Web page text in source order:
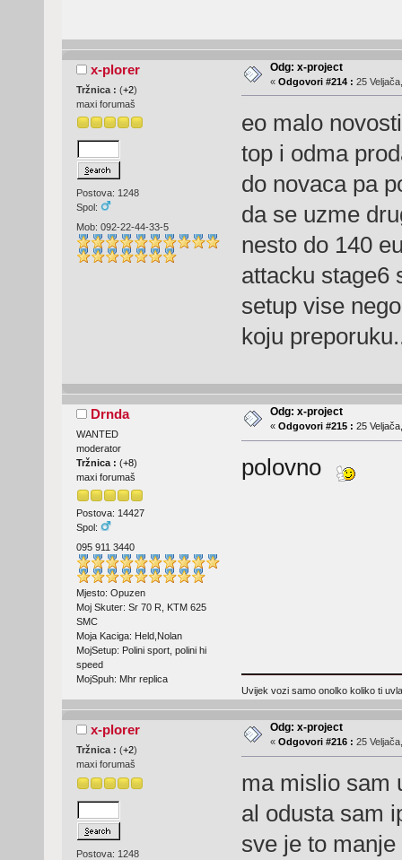
x-plorer
Tržnica : (+2)
maxi forumaš
Postova: 1248
Spol:
Mob: 092-22-44-33-5
Odg: x-project
« Odgovori #214 : 25
eo malo
top i odma
do novaca pa
da se uzme
nesto do 140
attacku stage6
setup vise
koju
Drnda
WANTED
moderator
Tržnica : (+8)
maxi forumaš
Postova: 14427
Spol:
095 911 3440
Mjesto: Opuzen
Moj Skuter: Sr 70 R, KTM 625
SMC
Moja Kaciga: Held,Nolan
MojSetup: Polini sport, polini hi
speed
MojSpuh: Mhr replica
Odg: x-project
« Odgovori #215 : 25
polovno
Uvijek vozi samo onolko koliko ti
x-plorer
Tržnica : (+2)
maxi forumaš
Postova: 1248
Odg: x-project
« Odgovori #216 : 25
ma mislio sam
al odusta sam
sve je to